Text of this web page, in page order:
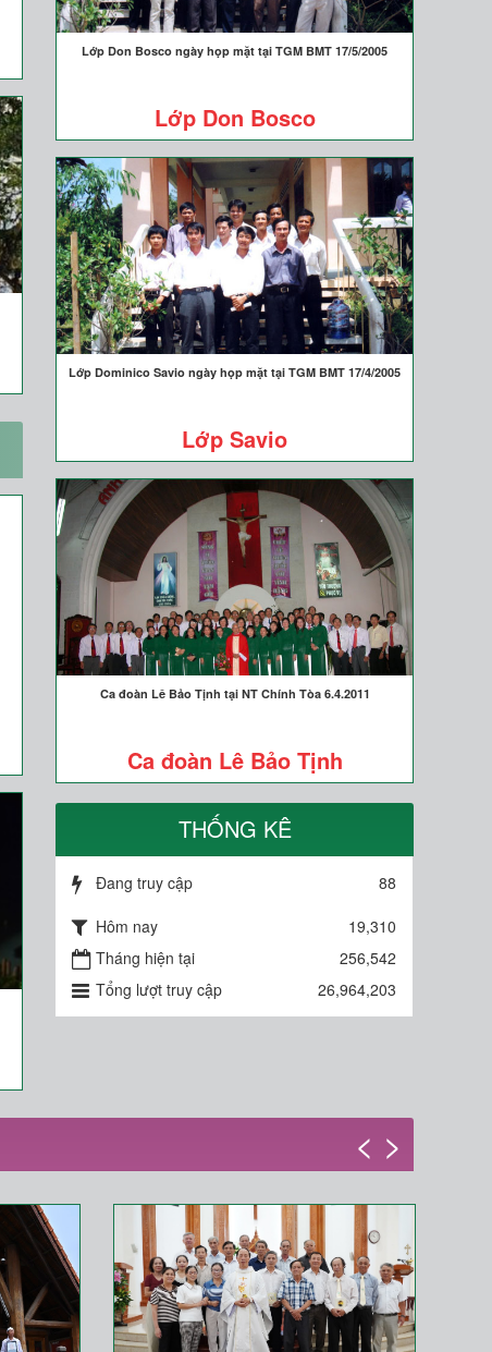
Lớp Don Bosco ngày họp mặt tại TGM BMT 17/5/2005
Lớp Don Bosco
Lớp Dominico Savio ngày họp mặt tại TGM BMT 17/4/2005
Lớp Savio
Ca đoàn Lê Bảo Tịnh tại NT Chính Tòa 6.4.2011
Ca đoàn Lê Bảo Tịnh
THỐNG KÊ
Đang truy cập
88
Hôm nay
19,310
Tháng hiện tại
256,542
Tổng lượt truy cập
26,964,203